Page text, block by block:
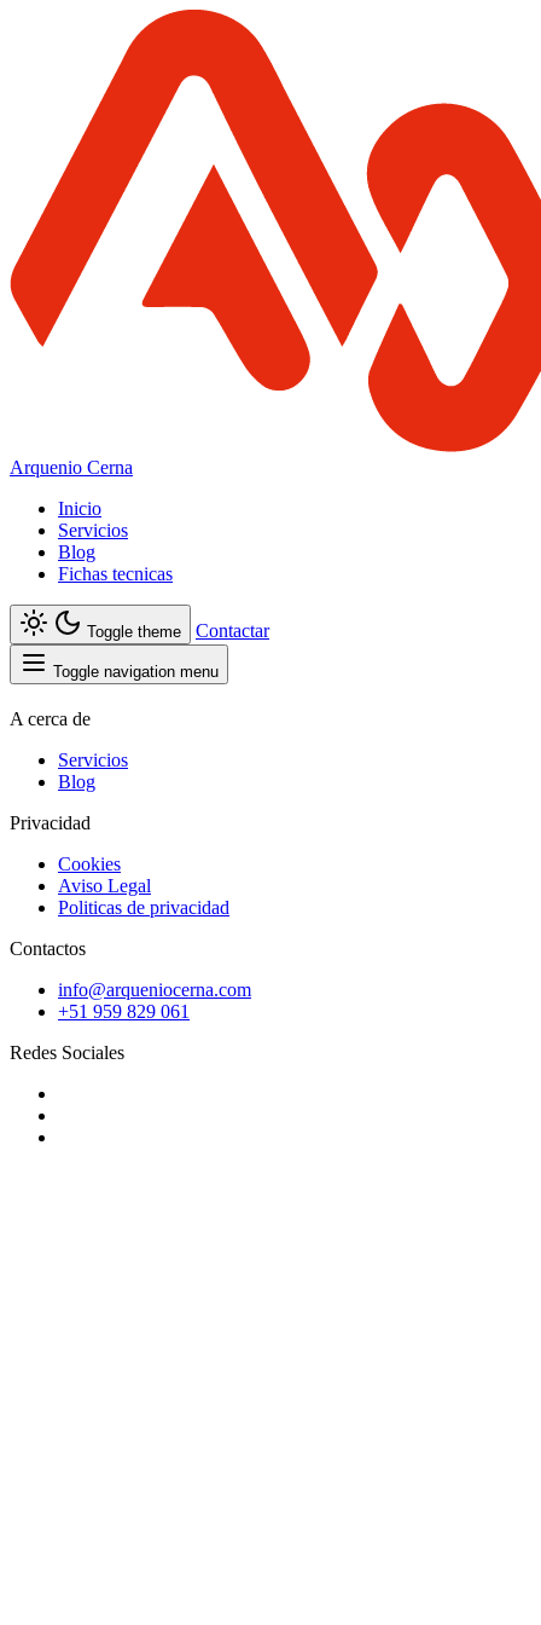
Arquenio Cerna
Inicio
Servicios
Blog
Fichas tecnicas
Toggle theme Contactar
Toggle navigation menu
A cerca de
Servicios
Blog
Privacidad
Cookies
Aviso Legal
Politicas de privacidad
Contactos
info@arqueniocerna.com
+51 959 829 061
Redes Sociales